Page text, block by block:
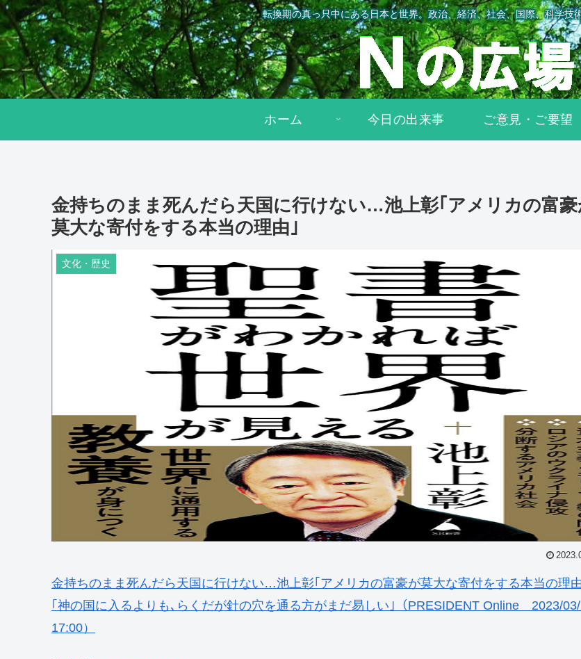
転換期の真っ只中にある日本と世界。政治、経済、社会、国際、科学技
ホーム 今日の出来事 ご意見・ご要望
金持ちのまま死んだら天国に行けない…池上彰｢アメリカの富
莫大な寄付をする本当の理由｣
文化・歴史
金持ちのまま死んだら天国に行けない…池上彰｢アメリカの富豪が莫大な寄付をする本当の理
｢神の国に入るよりも､らくだが針の穴を通る方がまだ易しい｣（PRESIDENT Online 2023/
17:00）